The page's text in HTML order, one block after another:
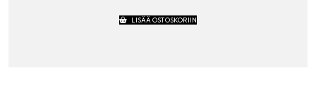
LISÄÄ OSTOSKORIIN